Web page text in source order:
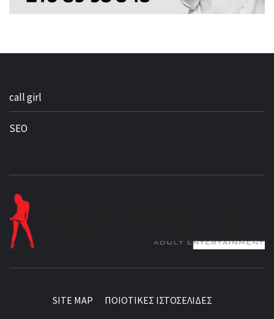
call girl
SEO
SITE MAP ΠΟΙΟΤΙΚΕΣ ΙΣΤΟΣΕΛΙΔΕΣ